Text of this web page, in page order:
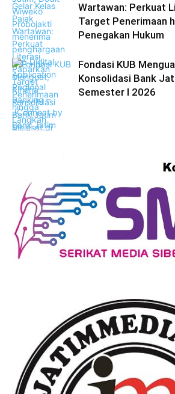
Ekonomi Bisnis
Wartawan: Perkuat
Target Penerimaan
Penegakan Hukum
Fondasi KUB
Konsolidasi Bank
Semester I 2026